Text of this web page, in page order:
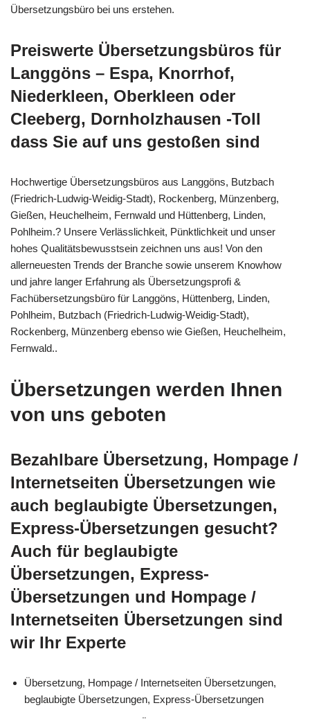
Übersetzungsbüro bei uns erstehen.
Preiswerte Übersetzungsbüros für
Langgöns – Espa, Knorrhof,
Niederkleen, Oberkleen oder
Cleeberg, Dornholzhausen -Toll
dass Sie auf uns gestoßen sind
Hochwertige Übersetzungsbüros aus Langgöns, Butzbach
(Friedrich-Ludwig-Weidig-Stadt), Rockenberg, Münzenberg,
Gießen, Heuchelheim, Fernwald und Hüttenberg, Linden,
Pohlheim.? Unsere Verlässlichkeit, Pünktlichkeit und unser
hohes Qualitätsbewusstsein zeichnen uns aus! Von den
allerneuesten Trends der Branche sowie unserem Knowhow
und jahre langer Erfahrung als Übersetzungsprofi &
Fachübersetzungsbüro für Langgöns, Hüttenberg, Linden,
Pohlheim, Butzbach (Friedrich-Ludwig-Weidig-Stadt),
Rockenberg, Münzenberg ebenso wie Gießen, Heuchelheim,
Fernwald..
Übersetzungen werden Ihnen
von uns geboten
Bezahlbare Übersetzung, Hompage /
Internetseiten Übersetzungen wie
auch beglaubigte Übersetzungen,
Express-Übersetzungen gesucht?
Auch für beglaubigte
Übersetzungen, Express-
Übersetzungen und Hompage /
Internetseiten Übersetzungen sind
wir Ihr Experte
Übersetzung, Hompage / Internetseiten Übersetzungen,
beglaubigte Übersetzungen, Express-Übersetzungen